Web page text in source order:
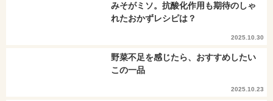
みそがミソ。抗酸化作用も期待のしゃ
れたおかずレシピは？
2025.10.30
野菜不足を感じたら、おすすめしたい
この一品
2025.10.23